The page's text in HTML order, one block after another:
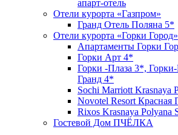
апарт-отель
Отели курорта «Газпром»
Гранд Отель Поляна 5*
Отели курорта «Горки Город»
Апартаменты Горки
Горки Арт 4*
Горки -Плаза 3*,
Гранд 4*
Sochi Marriott Krasnaya
Novotel Resort Красная
Rixos Krasnaya Polyana
Гостевой Дом ПЧЁЛКА